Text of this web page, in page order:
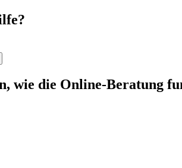
wie die Online-Beratung